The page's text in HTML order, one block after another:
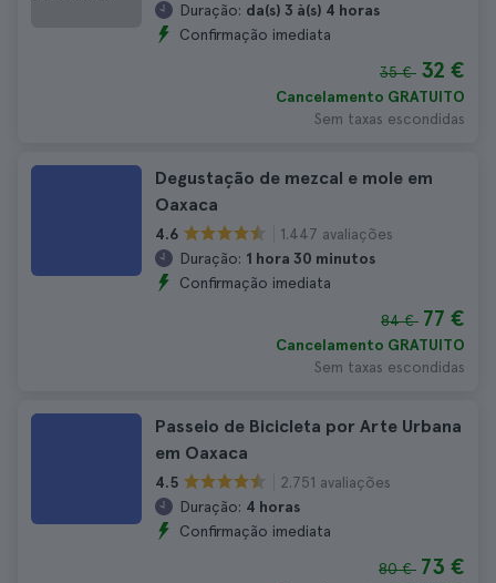
Duração: da(s) 3 à(s) 4 horas
Confirmação imediata
35 € 32 €
Cancelamento GRATUITO
Sem taxas escondidas
Degustação de mezcal e mole em
Oaxaca
4.6
1.447 avaliações
Duração: 1 hora 30 minutos
Confirmação imediata
84 € 77 €
Cancelamento GRATUITO
Sem taxas escondidas
Passeio de Bicicleta por Arte Urbana
em Oaxaca
4.5
2.751 avaliações
Duração: 4 horas
Confirmação imediata
80 € 73 €